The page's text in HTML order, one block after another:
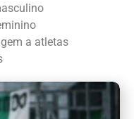
a atletas